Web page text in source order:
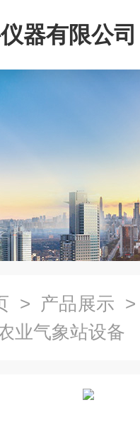
器有限公司
> 产品展示
业气象站设备